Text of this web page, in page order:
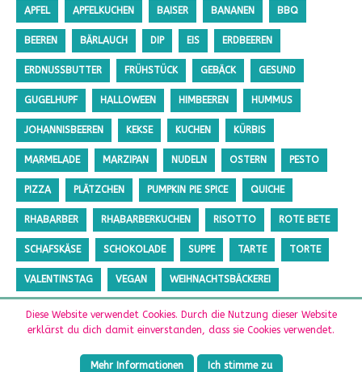
APFEL APFELKUCHEN BAISER BANANEN BBQ
BEEREN BÄRLAUCH DIP EIS ERDBEEREN
ERDNUSSBUTTER FRÜHSTÜCK GEBÄCK GESUND
GUGELHUPF HALLOWEEN HIMBEEREN HUMMUS
JOHANNISBEEREN KEKSE KUCHEN KÜRBIS
MARMELADE MARZIPAN NUDELN OSTERN PESTO
PIZZA PLÄTZCHEN PUMPKIN PIE SPICE QUICHE
RHABARBER RHABARBERKUCHEN RISOTTO ROTE BETE
SCHAFSKÄSE SCHOKOLADE SUPPE TARTE TORTE
VALENTINSTAG VEGAN WEIHNACHTSBÄCKEREI
ZUCCHINI ZUCKERFREI
Diese Website verwendet Cookies. Durch die Nutzung dieser Website
erklärst du dich damit einverstanden, dass sie Cookies verwendet.
Mehr Informationen Ich stimme zu